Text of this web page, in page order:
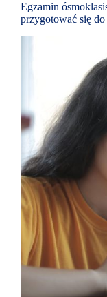
Egzamin
przygotować się do